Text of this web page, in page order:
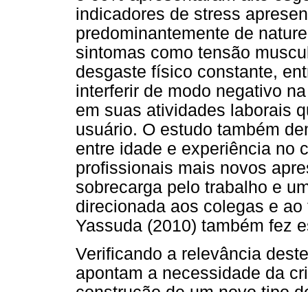
indicadores de stress
predominantemente de
sintomas como tensão
desgaste físico constante,
interferir de modo negativo
em suas atividades laborais
usuário. O estudo também
entre idade e experiência no
profissionais mais novos
sobrecarga pelo trabalho e
direcionada aos colegas e
Yassuda (2010) também fez
Verificando a relevância
apontam a necessidade da